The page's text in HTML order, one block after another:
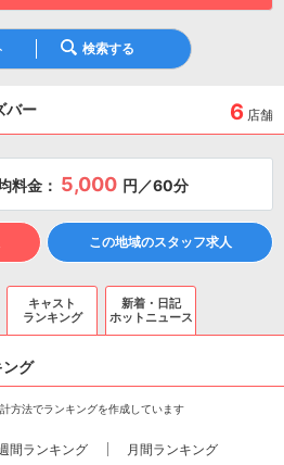
検索する
バー 6 店舗
料金： 5,000 円／60分
この地域のスタッフ求人
キャスト
ランキング
新着・日記
ホットニュース
グ
方法でランキングを作成しています
間ランキング 月間ランキング